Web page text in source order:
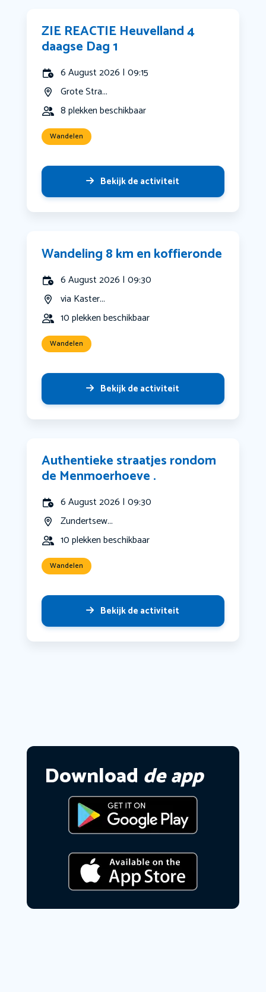
ZIE REACTIE Heuvelland 4
daagse Dag 1
6 August 2026 | 09:15
Grote Stra...
8 plekken beschikbaar
Wandelen
Bekijk de activiteit
Wandeling 8 km en koffieronde
6 August 2026 | 09:30
via Kaster...
10 plekken beschikbaar
Wandelen
Bekijk de activiteit
Authentieke straatjes rondom
de Menmoerhoeve .
6 August 2026 | 09:30
Zundertsew...
10 plekken beschikbaar
Wandelen
Bekijk de activiteit
Download de app